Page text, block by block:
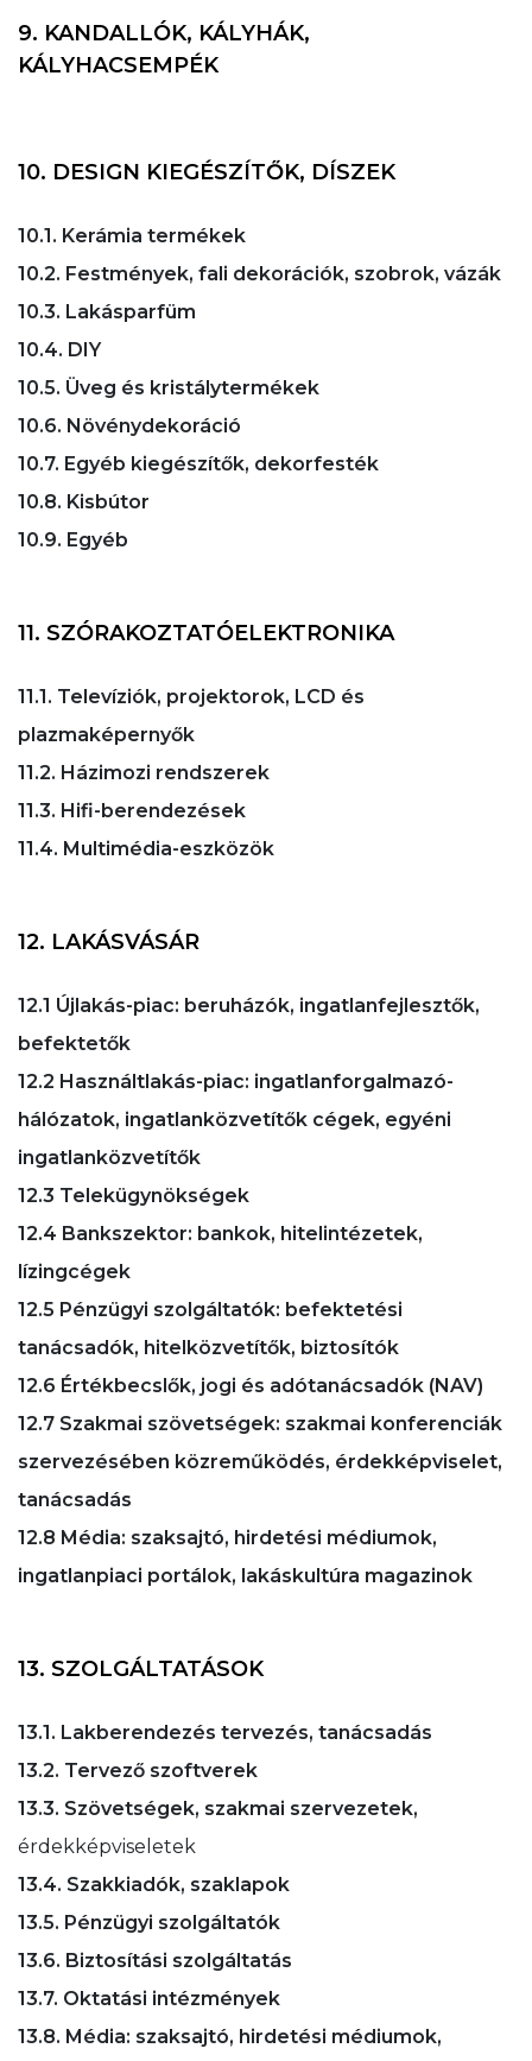
9. KANDALLÓK, KÁLYHÁK,
KÁLYHACSEMPÉK
10. DESIGN KIEGÉSZÍTŐK, DÍSZEK
10.1. Kerámia termékek
10.2. Festmények, fali dekorációk, szobrok, vázák
10.3. Lakásparfüm
10.4. DIY
10.5. Üveg és kristálytermékek
10.6. Növénydekoráció
10.7. Egyéb kiegészítők, dekorfesték
10.8. Kisbútor
10.9. Egyéb
11. SZÓRAKOZTATÓELEKTRONIKA
11.1. Televíziók, projektorok, LCD és
plazmaképernyők
11.2. Házimozi rendszerek
11.3. Hifi-berendezések
11.4. Multimédia-eszközök
12. LAKÁSVÁSÁR
12.1 Újlakás-piac: beruházók, ingatlanfejlesztők,
befektetők
12.2 Használtlakás-piac: ingatlanforgalmazó-
hálózatok, ingatlanközvetítők cégek, egyéni
ingatlanközvetítők
12.3 Telekügynökségek
12.4 Bankszektor: bankok, hitelintézetek,
lízingcégek
12.5 Pénzügyi szolgáltatók: befektetési
tanácsadók, hitelközvetítők, biztosítók
12.6 Értékbecslők, jogi és adótanácsadók (NAV)
12.7 Szakmai szövetségek: szakmai konferenciák
szervezésében közreműködés, érdekképviselet,
tanácsadás
12.8 Média: szaksajtó, hirdetési médiumok,
ingatlanpiaci portálok, lakáskultúra magazinok
13. SZOLGÁLTATÁSOK
13.1. Lakberendezés tervezés, tanácsadás
13.2. Tervező szoftverek
13.3. Szövetségek, szakmai szervezetek,
érdekképviseletek
13.4. Szakkiadók, szaklapok
13.5. Pénzügyi szolgáltatók
13.6. Biztosítási szolgáltatás
13.7. Oktatási intézmények
13.8. Média: szaksajtó, hirdetési médiumok,